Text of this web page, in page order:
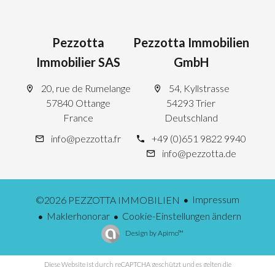
Pezzotta
Immobilier SAS
20, rue de Rumelange
57840 Ottange
France
info@pezzotta.fr
Pezzotta Immobilien
GmbH
54, Kyllstrasse
54293 Trier
Deutschland
+49 (0)651 9822 9940
info@pezzotta.de
©2026 PEZZOTTA IMMOBILIEN
Impressum
Maklerhonorar
Cookie-Einstellungen ändern
Design byApimo™
Diese Website ist durch reCAPTCHA geschützt und es gelten die